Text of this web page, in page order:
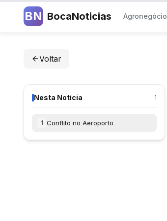
BN BocaNoticias Agronegócio
Voltar
Nesta Notícia 1
1 Conflito no Aeroporto